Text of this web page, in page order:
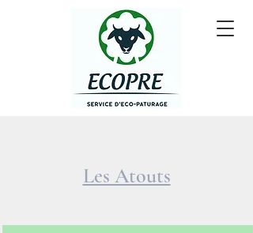
Les Atouts